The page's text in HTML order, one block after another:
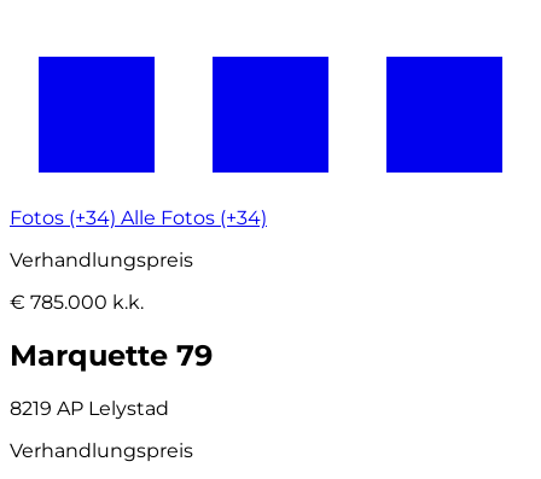
Fotos (+34) Alle Fotos (+34)
Verhandlungspreis
€ 785.000 k.k.
Marquette 79
8219 AP Lelystad
Verhandlungspreis